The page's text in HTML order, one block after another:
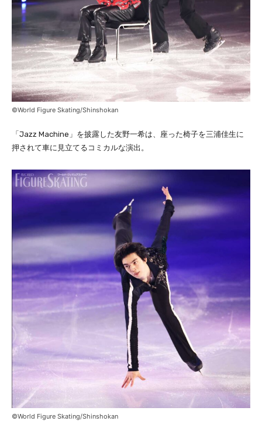
©World Figure Skating/Shinshokan
「Jazz Machine」を披露した友野一希は、座った椅子を三浦佳生に
押されて車に見立てるコミカルな演出。
©World Figure Skating/Shinshokan